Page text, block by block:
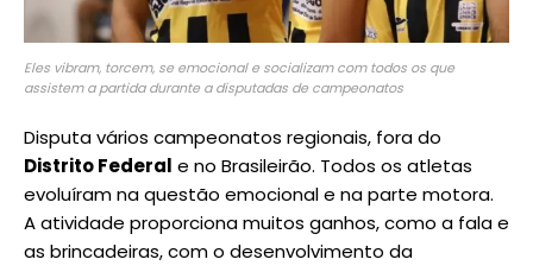
Eles vibram, torcem, se emocional e socializam com todos os que
assistem a partida durante a disputadas de campeonatos
Disputa vários campeonatos regionais, fora do
Distrito Federal e no Brasileirão. Todos os atletas
evoluíram na questão emocional e na parte motora.
A atividade proporciona muitos ganhos, como a fala e
as brincadeiras, com o desenvolvimento da